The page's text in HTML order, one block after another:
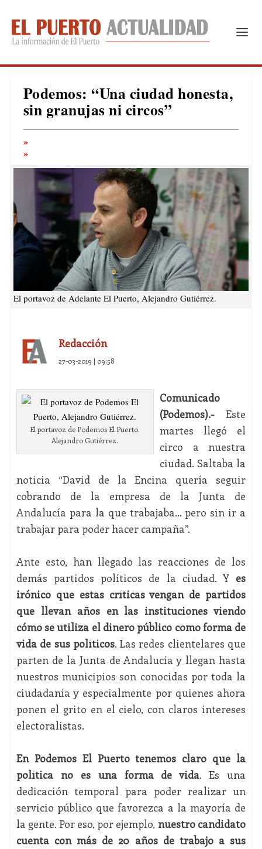
Podemos: “Una ciudad honesta,
sin granujas ni circos”
El portavoz de Adelante El Puerto, Alejandro Gutiérrez.
Redacción
27-03-2019 | 09:58
El portavoz de Podemos El Puerto,
Alejandro Gutiérrez.
Comunicado
(Podemos).-Este
martes llegó el
circo a nuestra
ciudad. Saltaba la
noticia “David de la Encina quería seguir
cobrando de la empresa de la Junta de
Andalucía para la que trabajaba… pero sin ir a
trabajar para poder hacer campaña”.
Ante esto, han llegado las reacciones de los
demás partidos políticos de la ciudad. Y es
irónico que estas críticas vengan de partidos
que llevan años en las instituciones viendo
cómo se utiliza el dinero público como forma de
vida de sus políticos. Las redes clientelares que
parten de la Junta de Andalucía y llegan hasta
nuestros municipios son conocidas por toda la
ciudadanía y especialmente por quienes ahora
ponen el grito en el cielo, con claros intereses
electoralistas.
En Podemos El Puerto tenemos claro que la
política no es una forma de vida. Es una
dedicación temporal para poder realizar un
servicio público que favorezca a la mayoría de
la gente. Por eso, por ejemplo, nuestro candidato
cuenta con más de 20 años de trabajo a sus